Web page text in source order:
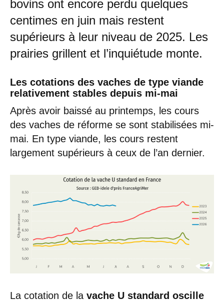
bovins ont encore perdu quelques
centimes en juin mais restent
supérieurs à leur niveau de 2025. Les
prairies grillent et l’inquiétude monte.
Les cotations des vaches de type viande
relativement stables depuis mi-mai
Après avoir baissé au printemps, les cours
des vaches de réforme se sont stabilisées mi-
mai. En type viande, les cours restent
largement supérieurs à ceux de l’an dernier.
La cotation de la vache U standard oscille